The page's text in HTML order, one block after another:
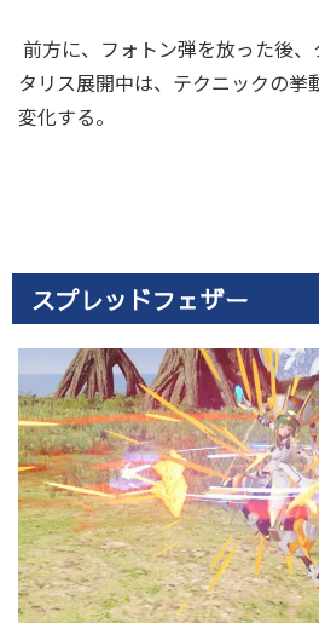
前方に、フォトン弾を放った後、
タリス展開中は、テクニックの挙
変化する。
スプレッドフェザー